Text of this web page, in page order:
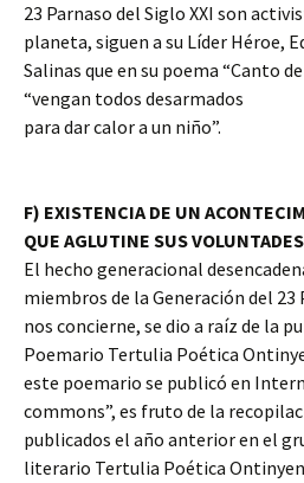
23 Parnaso del Siglo XXI son
planeta, siguen a su Líder Héroe,
Salinas que en su poema “Canto
“vengan todos desarmados
para dar calor a un niño”.
F) EXISTENCIA DE UN
QUE AGLUTINE SUS VOLUNTADES
El hecho generacional
miembros de la Generación del 23
nos concierne, se dio a raíz de la
Poemario Tertulia Poética
este poemario se publicó en
commons”, es fruto de la
publicados el año anterior en el
literario Tertulia Poética